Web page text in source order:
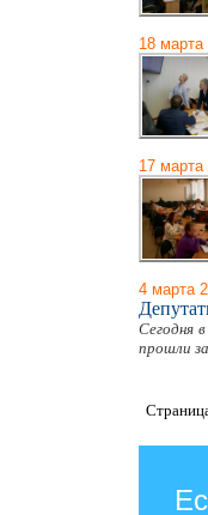
18 марта
17 марта
4 марта
Сегодня
прошли